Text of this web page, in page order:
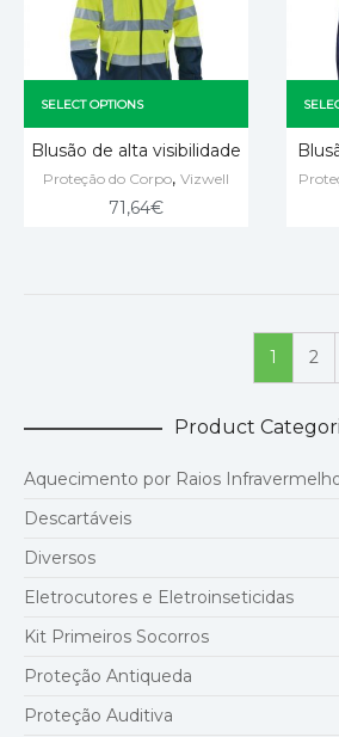
SELECT OPTIONS
Blusão de alta visibilidade
Proteção do Corpo, Vizwell
71,64€
1 2
Product
Aquecimento por Raios
Descartáveis
Diversos
Eletrocutores e Eletroinseticidas
Kit Primeiros Socorros
Proteção Antiqueda
Proteção Auditiva